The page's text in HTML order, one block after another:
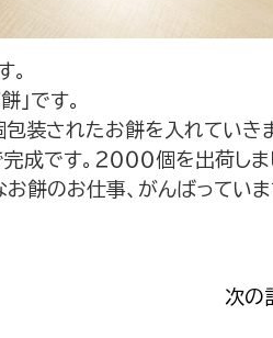
」です。
装されたお餅を入れていきま
成です。２０００個を出荷しま
お餅のお仕事、がんばっていま
次の